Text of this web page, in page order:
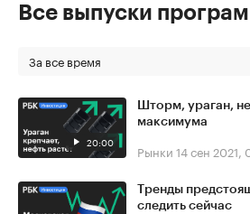
Все выпуски
За все время
20:00
Шторм, ураган,
максимума
Рынки 14 сен 2021,
Тренды
следить сейчас